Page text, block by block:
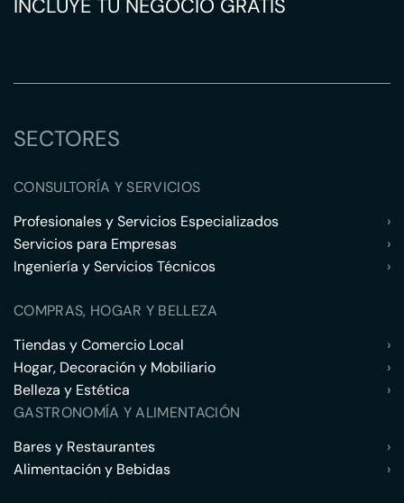
INCLUYE TU NEGOCIO GRATIS
SECTORES
CONSULTORÍA Y SERVICIOS
Profesionales y Servicios Especializados
›
Servicios para Empresas
›
Ingeniería y Servicios Técnicos
›
COMPRAS, HOGAR Y BELLEZA
Tiendas y Comercio Local
›
Hogar, Decoración y Mobiliario
›
Belleza y Estética
›
GASTRONOMÍA Y ALIMENTACIÓN
Bares y Restaurantes
›
Alimentación y Bebidas
›